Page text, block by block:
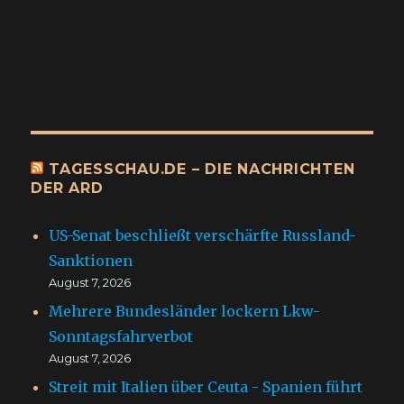
TAGESSCHAU.DE – DIE NACHRICHTEN
DER ARD
US-Senat beschließt verschärfte Russland-
Sanktionen
August 7, 2026
Mehrere Bundesländer lockern Lkw-
Sonntagsfahrverbot
August 7, 2026
Streit mit Italien über Ceuta - Spanien führt